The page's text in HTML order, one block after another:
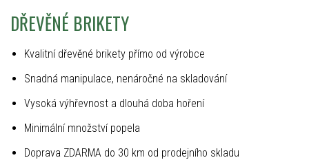
DŘEVĚNÉ BRIKETY
Kvalitní dřevěné brikety přímo od výrobce
Snadná manipulace, nenáročné na skladování
Vysoká výhřevnost a dlouhá doba hoření
Minimální množství popela
Doprava ZDARMA do 30 km od prodejního skladu